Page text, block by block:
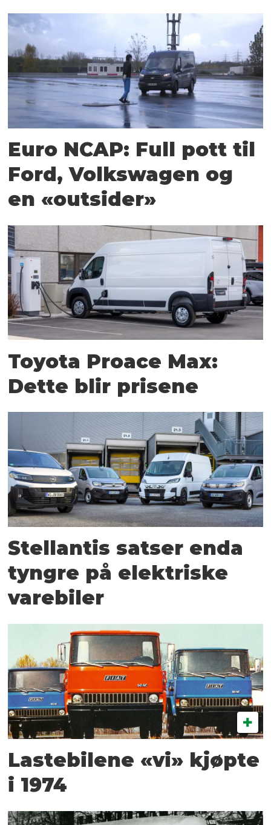
Euro NCAP: Full pott til
Ford, Volkswagen og
en «outsider»
Toyota Proace Max:
Dette blir prisene
Stellantis satser enda
tyngre på elektriske
varebiler
Lastebilene «vi» kjøpte
i 1974